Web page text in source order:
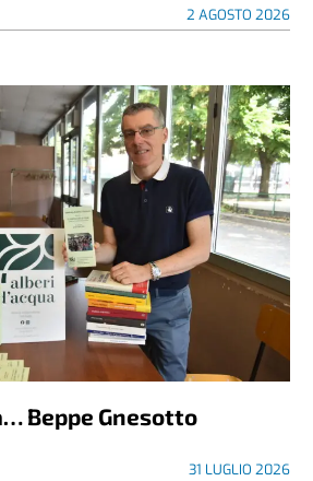
2 AGOSTO 2026
Beppe Gnesotto
31 LUGLIO 2026